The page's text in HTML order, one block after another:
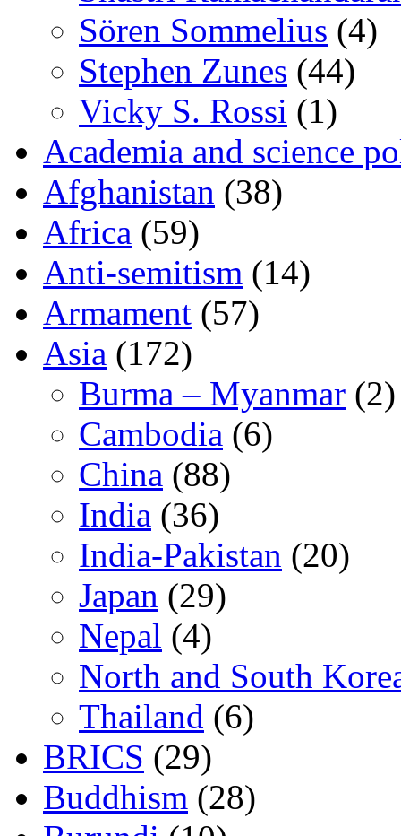
Sören Sommelius (4)
Stephen Zunes (44)
Vicky S. Rossi (1)
Academia and science
Afghanistan (38)
Africa (59)
Anti-semitism (14)
Armament (57)
Asia (172)
Burma – Myanmar (2)
Cambodia (6)
China (88)
India (36)
India-Pakistan (20)
Japan (29)
Nepal (4)
North and South
Thailand (6)
BRICS (29)
Buddhism (28)